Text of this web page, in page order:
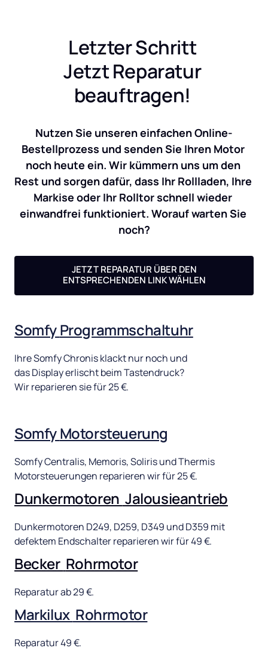
Letzter Schritt
Jetzt Reparatur
beauftragen!
Nutzen Sie unseren einfachen Online-
Bestellprozess und senden Sie Ihren Motor
noch heute ein. Wir kümmern uns um den
Rest und sorgen dafür, dass Ihr Rollladen, Ihre
Markise oder Ihr Rolltor schnell wieder
einwandfrei funktioniert. Worauf warten Sie
noch?
JETZT REPARATUR ÜBER DEN
ENTSPRECHENDEN LINK WÄHLEN
Somfy Programmschaltuhr
Ihre Somfy Chronis klackt nur noch und
das Display erlischt beim Tastendruck?
Wir reparieren sie für 25 €.
Somfy Motorsteuerung
Somfy Centralis, Memoris, Soliris und
Motorsteuerungen reparieren wir für 25 €.
Dunkermotoren Jalousieantrieb
Dunkermotoren D249, D259, D349 und D359
defektem Endschalter reparieren wir für 49 €.
Becker Rohrmotor
Reparatur ab 29 €.
Markilux Rohrmotor
Reparatur 49 €.